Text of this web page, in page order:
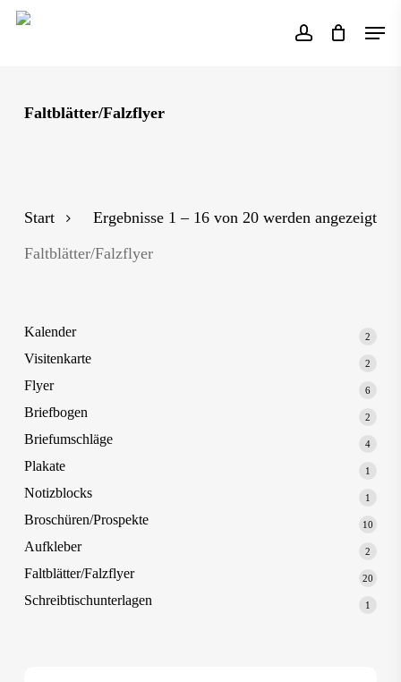
Skip
account
Menu
Faltblätter/Falzflyer
Ergebnisse 1 – 16 von 20 werden angezeigt
Start
Faltblätter/Falzflyer
Kalender 2
Visitenkarte 2
Flyer 66
Briefbogen 2
Briefumschläge 44
Plakate 1
Notizblocks 1
Broschüren/Prospekte 10
Aufkleber 2
Faltblätter/Falzflyer 20
Schreibtischunterlagen 1